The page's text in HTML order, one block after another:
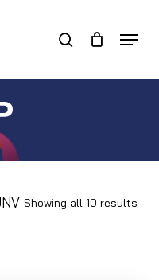
search Menu
Showing all 10 results
Close